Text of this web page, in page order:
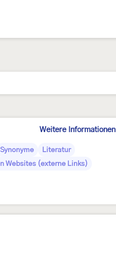
Weitere Informationen
Synonyme
Literatur
Websites (externe Links)